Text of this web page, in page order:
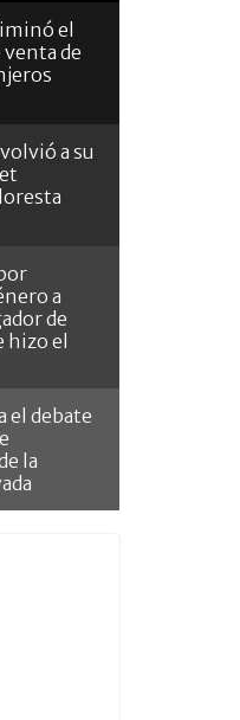
el
de
a su
a
de
hizo el
el debate
la